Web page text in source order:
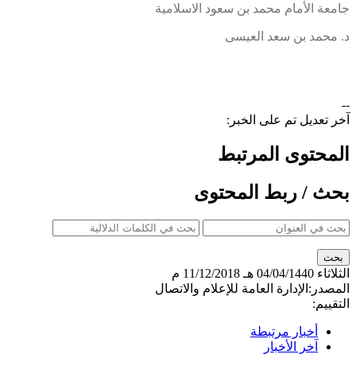
جامعة الأمام محمد بن سعود الاسلامية
د. محمد بن سعد العيسى​
--
آخر تعديل تم على الخبر:
المحتوى المرتبط
بحث / ربط المحتوى
الثلاثاء 04/04/1440 هـ
11/12/2018 م
المصدر: الإدارة العامة للإعلام والاتصال
التقييم:
أخبار مرتبطة
آخر الأخبار